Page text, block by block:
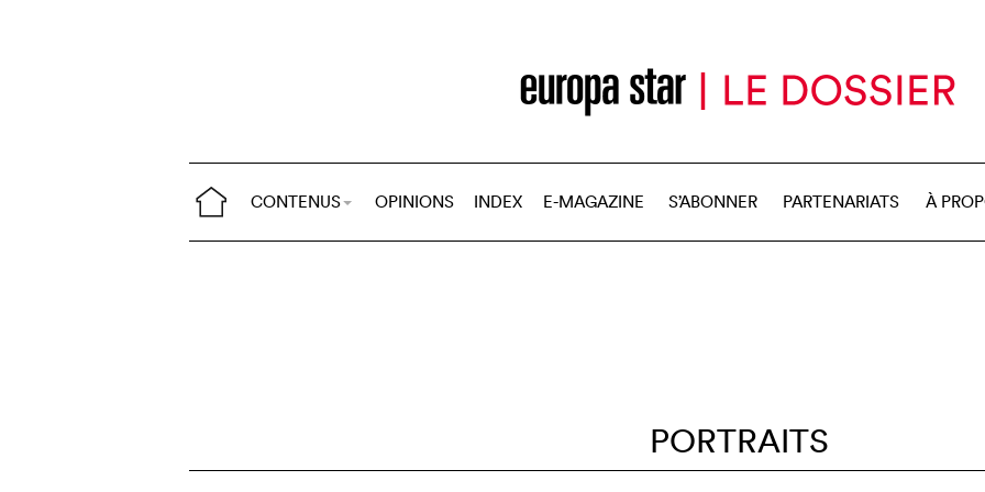
CONTENUS OPINIONS INDEX E-MAGAZINE S’ABONNER PARTENARIATS À
PORTRAITS